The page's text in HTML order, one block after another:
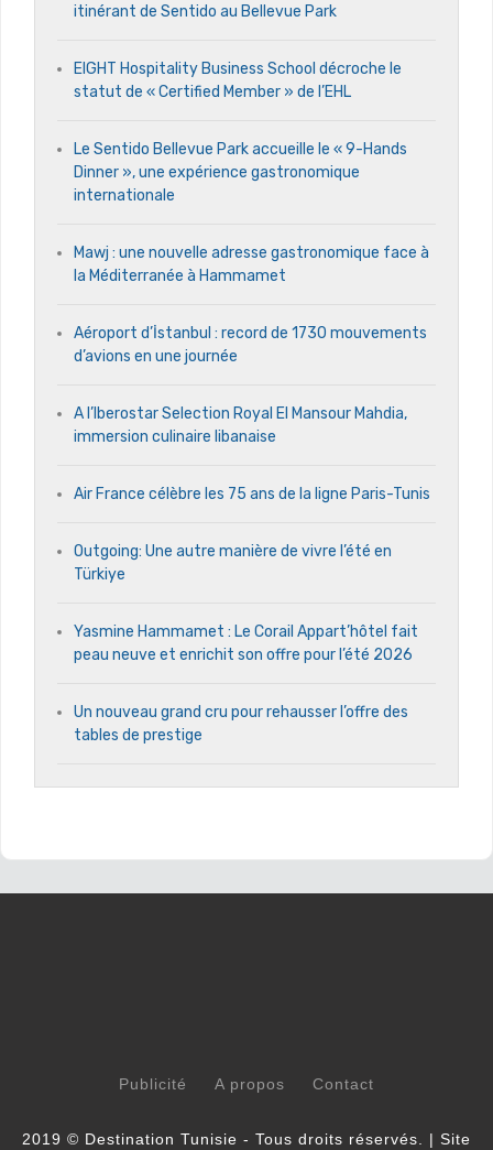
itinérant de Sentido au Bellevue Park
EIGHT Hospitality Business School décroche le
statut de « Certified Member » de l’EHL
Le Sentido Bellevue Park accueille le « 9-Hands
Dinner », une expérience gastronomique
internationale
Mawj : une nouvelle adresse gastronomique face à
la Méditerranée à Hammamet
Aéroport d’İstanbul : record de 1730 mouvements
d’avions en une journée
A l’Iberostar Selection Royal El Mansour Mahdia,
immersion culinaire libanaise
Air France célèbre les 75 ans de la ligne Paris-Tunis
Outgoing: Une autre manière de vivre l’été en
Türkiye
Yasmine Hammamet : Le Corail Appart’hôtel fait
peau neuve et enrichit son offre pour l’été 2026
Un nouveau grand cru pour rehausser l’offre des
tables de prestige
Publicité A propos Contact
2019 © Destination Tunisie - Tous droits réservés. | Site